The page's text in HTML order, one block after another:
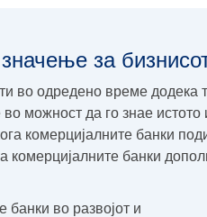
за
во одредено време додека
можност да го знае истото
комерцијалните банки
комерцијалните банки
во развојот и